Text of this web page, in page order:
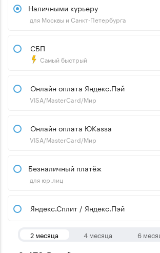
Наличными курьеру
для Москвы и Санкт-Петербурга
СБП
Самый быстрый
Онлайн оплата Яндекс.Пэй
VISA/MasterCard/Мир
Онлайн оплата ЮKassa
VISA/MasterCard/Мир
Безналичный платёж
для юр.лиц
Яндекс.Сплит / Яндекс.Пэй
2 месяца 4 месяца 6